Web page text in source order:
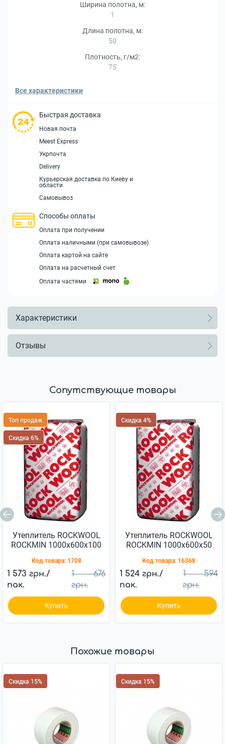
Ширина полотна, м:
1
Длина полотна, м:
50
Плотность, г/м2:
75
Все характеристики
Быстрая доставка
Новая почта
Meest Express
Укрпочта
Delivery
Курьерская доставка по Киеву и
области
Самовывоз
Способы оплаты
Оплата при получении
Оплата наличными (при самовывозе)
Оплата картой на сайте
Оплата на расчетный счет
Оплата частями
Характеристики
Отзывы
Сопутствующие товары
Топ продаж
Скидка 6%
Утеплитель ROCKWOOL
ROCKMIN 1000х600х100
Код товара: 1708
1 573 грн./
пак.
1 676
грн.
Купить
Скидка 4%
Утеплитель ROCKWOOL
ROCKMIN 1000х600х50
Код товара: 16368
1 524 грн./
пак.
1 594
грн.
Купить
Похожие товары
Скидка 15% Скидка 15%